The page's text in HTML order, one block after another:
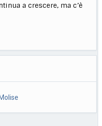
– Svolta nelle
salernitano Luigi
si teme nuovo picco di
lug. (askanews) -Gli
dopo il massiccio
[...]